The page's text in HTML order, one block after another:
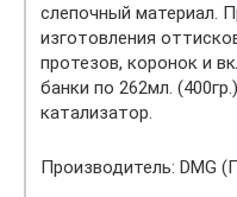
слепочный материал.
изготовления
протезов, коронок и
банки по 262мл.
катализатор.
Производитель: DMG